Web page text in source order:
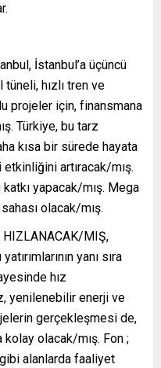
İstanbul’a üçüncü
tüneli, hızlı tren ve
projeler için, finansmana
Türkiye, bu tarz
kısa bir sürede hayata
artıracak/mış.
yapacak/mış. Mega
olacak/mış.
HIZLANACAK/MIŞ,
yanı sıra
hız
yenilenebilir enerji ve
gerçekleşmesi de,
kolay olacak/mış. Fon ;
gibi alanlarda faaliyet